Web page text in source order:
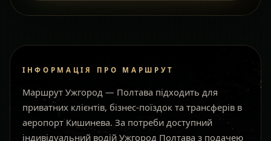
ІНФОРМАЦІЯ ПРО МАРШРУТ
Маршрут Ужгород — Полтава підходить для
приватних клієнтів, бізнес-поїздок та трансферів в
аеропорт Кишинева. За потреби доступний
індивідуальний водій Ужгород Полтава з подачею